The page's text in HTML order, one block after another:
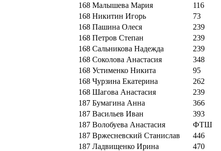
168 Малышева Мария
116
168 Никитин Игорь
73
168 Пашина Олеся
239
168 Петров Степан
239
168 Сальникова Надежда
239
168 Соколова Анастасия
348
168 Устименко Никита
95
168 Чурзина Екатерина
262
168 Шагова Анастасия
239
187 Бумагина Анна
366
187 Васильев Иван
393
187 Волобуева Анастасия
ФТШ
187 Вржесневский Станислав
446
187 Ладвищенко Ирина
470